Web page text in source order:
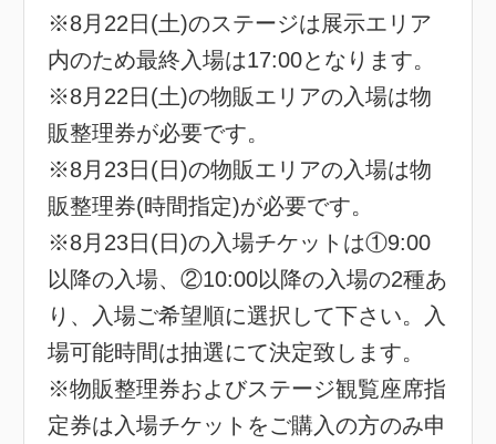
※8月22日(土)のステージは展示エリア
内のため最終入場は17:00となります。
※8月22日(土)の物販エリアの入場は物
販整理券が必要です。
※8月23日(日)の物販エリアの入場は物
販整理券(時間指定)が必要です。
※8月23日(日)の入場チケットは①9:00
以降の入場、②10:00以降の入場の2種あ
り、入場ご希望順に選択して下さい。入
場可能時間は抽選にて決定致します。
※物販整理券およびステージ観覧座席指
定券は入場チケットをご購入の方のみ申